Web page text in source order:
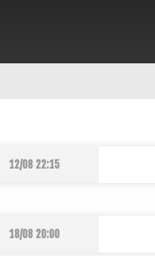
12/08 22:15
18/08 20:00